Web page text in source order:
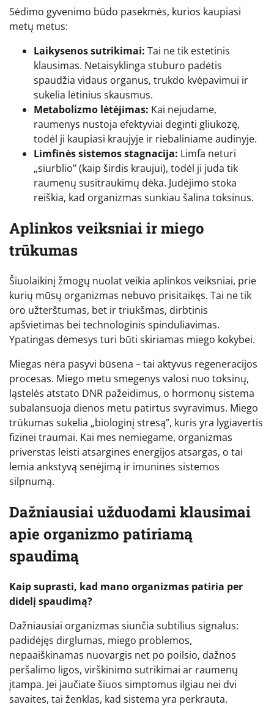
Sėdimo gyvenimo būdo pasekmės, kurios kaupiasi
metų metus:
Laikysenos sutrikimai: Tai ne tik estetinis
klausimas. Netaisyklinga stuburo padėtis
spaudžia vidaus organus, trukdo kvėpavimui ir
sukelia lėtinius skausmus.
Metabolizmo lėtėjimas: Kai nejudame,
raumenys nustoja efektyviai deginti gliukozę,
todėl ji kaupiasi kraujyje ir riebaliniame audinyje.
Limfinės sistemos stagnacija: Limfa neturi
„siurblio” (kaip širdis kraujui), todėl ji juda tik
raumenų susitraukimų dėka. Judėjimo stoka
reiškia, kad organizmas sunkiau šalina toksinus.
Aplinkos veiksniai ir miego
trūkumas
Šiuolaikinį žmogų nuolat veikia aplinkos veiksniai, prie
kurių mūsų organizmas nebuvo prisitaikęs. Tai ne tik
oro užterštumas, bet ir triukšmas, dirbtinis
apšvietimas bei technologinis spinduliavimas.
Ypatingas dėmesys turi būti skiriamas miego kokybei.
Miegas nėra pasyvi būsena – tai aktyvus regeneracijos
procesas. Miego metu smegenys valosi nuo toksinų,
ląstelės atstato DNR pažeidimus, o hormonų sistema
subalansuoja dienos metu patirtus svyravimus. Miego
trūkumas sukelia „biologinį stresą”, kuris yra lygiavertis
fizinei traumai. Kai mes nemiegame, organizmas
priverstas leisti atsargines energijos atsargas, o tai
lemia ankstyvą senėjimą ir imuninės sistemos
silpnumą.
Dažniausiai užduodami klausimai
apie organizmo patiriamą
spaudimą
Kaip suprasti, kad mano organizmas patiria per
didelį spaudimą?
Dažniausiai organizmas siunčia subtilius signalus:
padidėjęs dirglumas, miego problemos,
nepaaiškinamas nuovargis net po poilsio, dažnos
peršalimo ligos, virškinimo sutrikimai ar raumenų
įtampa. Jei jaučiate šiuos simptomus ilgiau nei dvi
savaites, tai ženklas, kad sistema yra perkrauta.